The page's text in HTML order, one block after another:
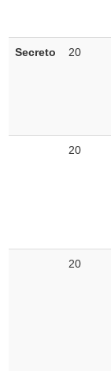
Secreto 20
20
20